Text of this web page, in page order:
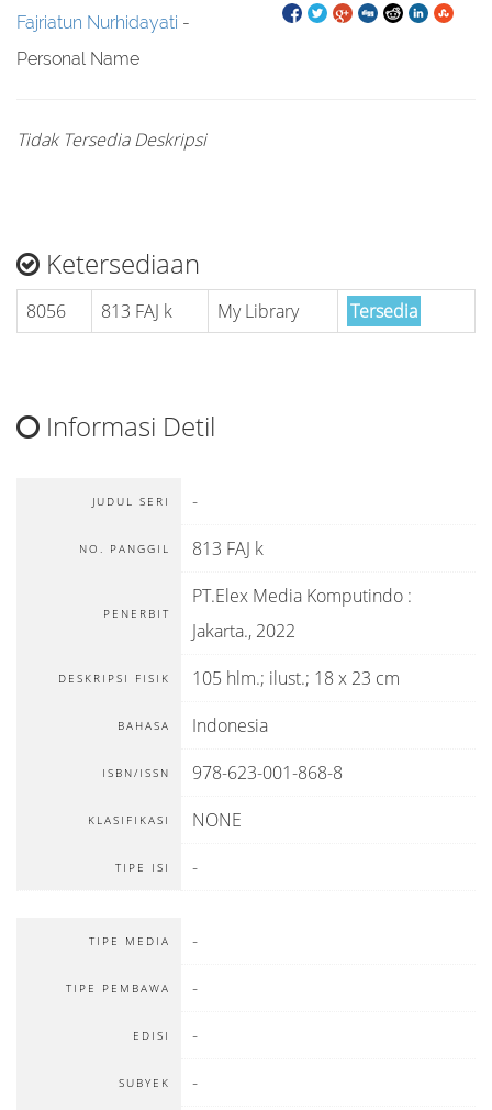
Fajriatun Nurhidayati -
Personal Name
Tidak Tersedia Deskripsi
Ketersediaan
8056 813 FAJ k My Library Tersedia
Informasi Detil
JUDUL SERI -
NO. PANGGIL 813 FAJ k
PENERBIT
PT.Elex Media Komputindo :
Jakarta., 2022
DESKRIPSI FISIK 105 hlm.; ilust.; 18 x 23 cm
BAHASA Indonesia
ISBN/ISSN 978-623-001-868-8
KLASIFIKASI NONE
TIPE ISI -
TIPE MEDIA -
TIPE PEMBAWA -
EDISI -
SUBYEK -